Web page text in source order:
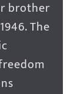
brother
The